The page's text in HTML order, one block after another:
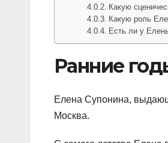
Какую
Какую роль
Есть ли у
Ранние
Елена Супонина,
Москва.